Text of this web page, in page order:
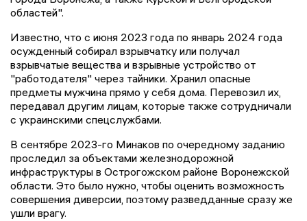
областей".
Известно, что с июня 2023 года по январь 2024 года
осужденный собирал взрывчатку или получал
взрывчатые вещества и взрывные устройство от
"работодателя" через тайники. Хранил опасные
предметы мужчина прямо у себя дома. Перевозил их,
передавал другим лицам, которые также сотрудничали
с украинскими спецслужбами.
В сентябре 2023-го Минаков по очередному заданию
проследил за объектами железнодорожной
инфраструктуры в Острогожском районе Воронежской
области. Это было нужно, чтобы оценить возможность
совершения диверсии, поэтому разведданные сразу же
ушли врагу.